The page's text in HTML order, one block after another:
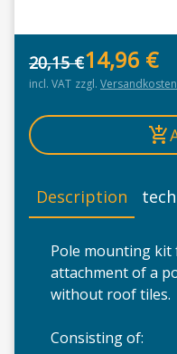
20,15€
Original
14,96 €
Current
incl. VAT zzgl. Versandkosten
Description
Pole mounting
attachment of a
without roof tiles.
Consisting of: